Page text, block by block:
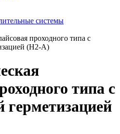
системы
проходного типа с
(H2-A)
типа с
герметизацией